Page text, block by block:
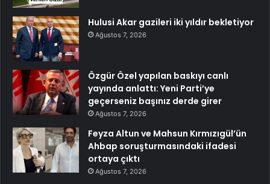
Hulusi Akar gazileri iki yıldır bekletiyor
Ağustos 7, 2026
Özgür Özel yapılan baskıyı canlı
yayında anlattı: Yeni Parti’ye
geçerseniz başınız derde girer
Ağustos 7, 2026
Feyza Altun ve Mahsun Kırmızıgül’ün
Ahbap soruşturmasındaki ifadesi
ortaya çıktı
Ağustos 7, 2026